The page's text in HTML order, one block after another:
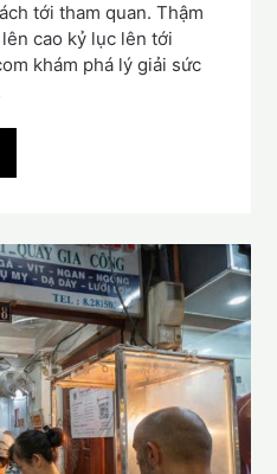
tới tham quan. Thậm
cao kỷ lục lên tới
khám phá lý giải sức